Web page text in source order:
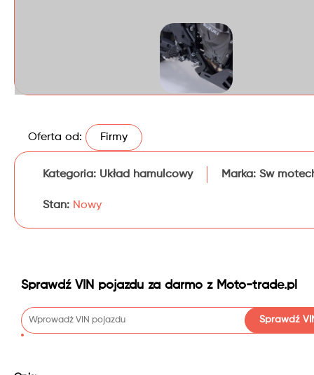
Oferta od: Firmy
Kategoria: Układ hamulcowy Marka: Sw
Stan: Nowy
Sprawdź VIN pojazdu za darmo z Moto-trade.pl
Sprawdź